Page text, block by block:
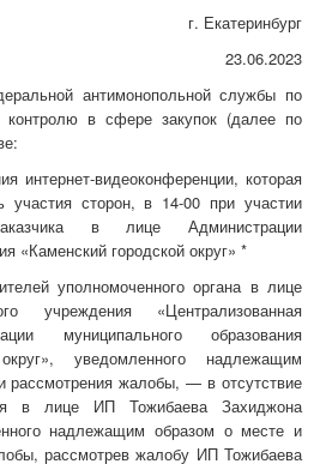
г. Екатеринбург
23.06.2023
антимонопольной службы по
контролю в сфере закупок (далее по
интернет-видеоконференции, которая
участия сторон, в 14-00 при участии
в лице Администрации
«Каменский городской округ» *
уполномоченного органа в лице
учреждения «Централизованная
муниципального образования
уведомленного надлежащим
рассмотрения жалобы, — в отсутствие
в лице ИП Тожибаева Захиджона
надлежащим образом о месте и
рассмотрев жалобу ИП Тожибаева